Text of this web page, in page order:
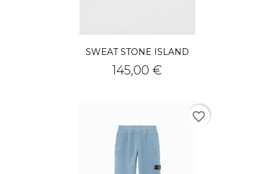
SWEAT STONE ISLAND
Prix
145,00 €
favorite_border